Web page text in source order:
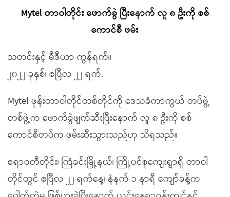
Mytel တာဝါတိုင်း ဖောက်ခွဲ ပြီးနောက် လူ ၈ ဦးကို စစ်
ကောင်စီ ဖမ်း
သတင်းနှင့် မီဒီယာ ကွန်ရက်။
၂၀၂၂ ခုနှစ်၊ ဧပြီလ ၂၂ ရက်.
Mytel ဖုန်းတာဝါတိုင်တစ်တိုင်ကို ဒေသခံကာကွယ် တပ်ဖွဲ့
တစ်ဖွဲ့က ဖောက်ခွဲဖျက်ဆီးပြီးနောက် လူ ၈ ဦးကို စစ်
ကောင်စီတပ်က ဖမ်းဆီးသွားသည်ဟု သိရသည်။
ဧရာဝတီတိုင်း၊ ကြံခင်းမြို့နယ်၊ ကြို့ပင်စုကျေးရွာရှိ တာဝါ
တိုင်တွင် ဧပြီလ ၂၂ ရက်နေ့၊ နံနက် ၁ နာရီ ကျော်ခန့်က